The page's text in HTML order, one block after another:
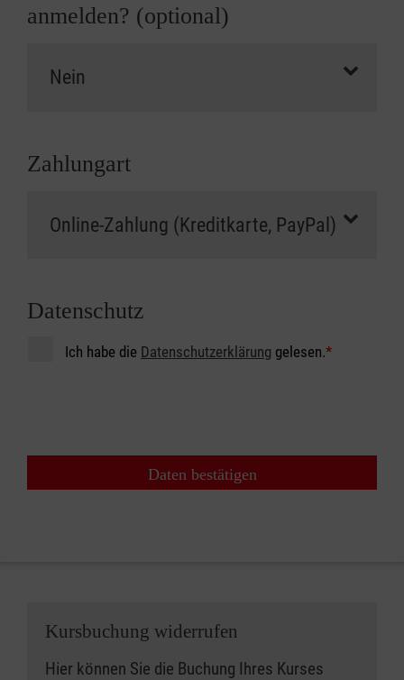
anmelden? (optional)
Zahlungart
Datenschutz
Ich habe die Datenschutzerklärung gelesen.*
Daten bestätigen
Kursbuchung widerrufen
Hier können Sie die Buchung Ihres Kurses